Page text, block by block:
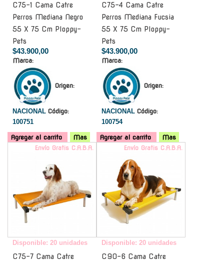
C75-1 Cama Catre
Perros Mediana Negro
55 X 75 Cm Ploppy-
Pets
$43.900,00
Marca:
Origen:
NACIONAL Código:
100751
Agregar al carrito Mas
C75-4 Cama Catre
Perros Mediana Fucsia
55 X 75 Cm Ploppy-
Pets
$43.900,00
Marca:
Origen:
NACIONAL Código:
100754
Agregar al carrito
Mas
Envío Gratis C.A.B.A.
Disponible: 20 unidades
C75-7 Cama Catre
Envío Gratis C.A.B.A.
Disponible: 20 unidades
C90-6 Cama Catre